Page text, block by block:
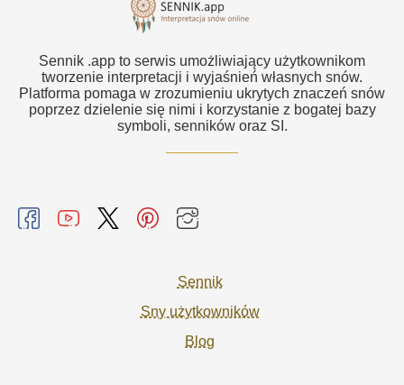
Sennik .app to serwis umożliwiający użytkownikom
tworzenie interpretacji i wyjaśnień własnych snów.
Platforma pomaga w zrozumieniu ukrytych znaczeń snów
poprzez dzielenie się nimi i korzystanie z bogatej bazy
symboli, senników oraz SI.
Sennik
Sny użytkowników
Blog